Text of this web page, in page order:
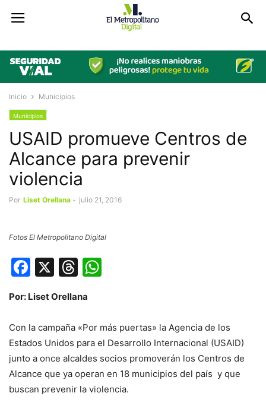
Inicio Municipios
Municipios
USAID promueve Centros de
Alcance para prevenir
violencia
Por Liset Orellana - julio 21, 2016
Fotos El Metropolitano Digital
Facebook
X Threads
Por: Liset Orellana
Con la campaña «Por más puertas» la Agencia de los
Estados Unidos para el Desarrollo Internacional (USAID)
junto a once alcaldes socios promoverán los Centros de
Alcance que ya operan en 18 municipios del país y que
buscan prevenir la violencia.